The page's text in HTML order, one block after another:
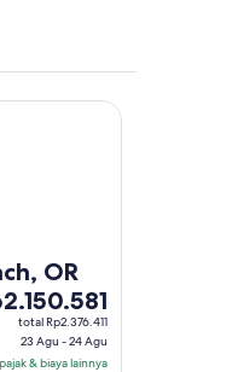
OR
total Rp2.376.411
23 Agu - 24 Agu
& biaya lainnya